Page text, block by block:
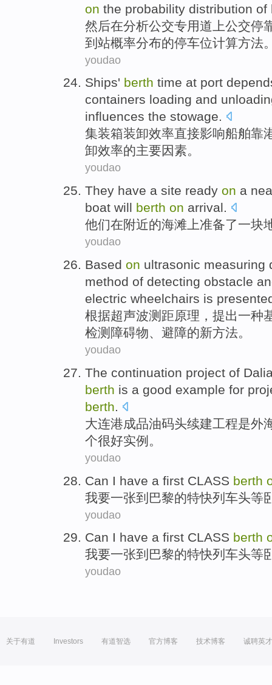
on the probability distribution of
然后在分析公交专用道上公交停
到站概率分布的停车位计算方法
youdao
Ships' berth time at port
containers loading and
influences the stowage.
集装箱装卸效率直接影响船舶靠
卸效率的主要因素。
youdao
They have a site ready on a
boat will berth on arrival.
他们在附近的海滩 上准备了一块
youdao
Based on ultrasonic measuring
method of detecting obstacle
electric wheelchairs is
根据超声波测距原理，提出一种
检测 障碍物、避障的新方法。
youdao
The continuation project of
berth is a good example for
berth.
大连港成品油码头续建工程是外
个很好实例 。
youdao
Can I have a first CLASS berth
我要一张到巴黎的特快列车头等
youdao
Can I have a first CLASS berth
我要一张到 巴黎的特快列车头等
youdao
关于有道 Investors 有道智选 官方博客 技术博客 诚聘英才